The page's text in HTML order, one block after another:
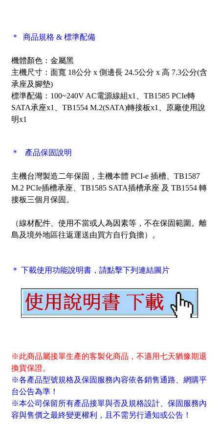
＊ 商品規格 & 標準配備
機體顏色：金屬黑
主機尺寸：面寬 18公分 x 側邊長 24.5公分 x 高 7.3公分(含
承座及腳墊)
標準配備：100~240V AC電源線組x1、TB1585 PCIe轉
SATA承座x1、TB1554 M.2(SATA)轉接板x1、原廠使用說
明x1
＊ 產品保固說明
主機台灣製造二年保固，主機本體 PCI-e 插槽、TB1587
M.2 PCIe插槽承座、TB1585 SATA插槽承座 及 TB1554 轉
接板三個月保固。
（線材配件、使用不當或人為因素等，不在保固範圍。離
島及境外地區往返運送由買方自行負擔）。
＊ 下載使用功能說明書，請點擊下列連結圖片
※此商品屬接單生產的客製化商品，不適用七天猶豫期退
換貨保證。
※各產品型號規格及保固服務內容依各銷售通路、網購平
台公告為準！
※本公司保留所有產品接單與否及規格設計、保固服務內
容與售價之最終變更權利，且不需另行通知或公告！